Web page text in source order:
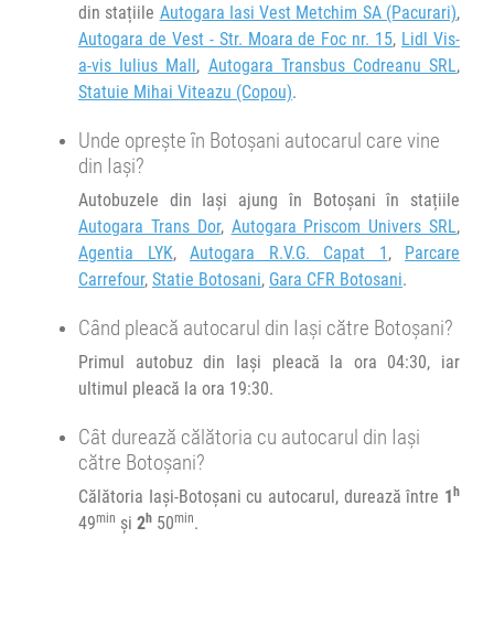
din stațiile Autogara Iasi Vest Metchim SA (Pacurari),
Autogara de Vest - Str. Moara de Foc nr. 15, Lidl Vis-
a-vis Iulius Mall, Autogara Transbus Codreanu SRL,
Statuie Mihai Viteazu (Copou).
Unde oprește în Botoșani autocarul care vine
din Iași?
Autobuzele din Iași ajung în Botoșani în stațiile
Autogara Trans Dor, Autogara Priscom Univers SRL,
Agentia LYK, Autogara R.V.G. Capat 1 , Parcare
Carrefour, Statie Botosani, Gara CFR Botosani.
Când pleacă autocarul din Iași către Botoșani?
Primul autobuz din Iași pleacă la ora 04:30, iar
ultimul pleacă la ora 19:30.
Cât durează călătoria cu autocarul din Iași
către Botoșani?
Călătoria Iași-Botoșani cu autocarul, durează între 1 h
49min și 2h 50min.